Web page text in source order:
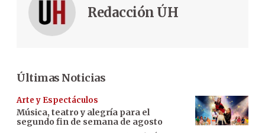
Redacción ÚH
Últimas Noticias
Arte y Espectáculos
Música, teatro y alegría para el
segundo fin de semana de agosto